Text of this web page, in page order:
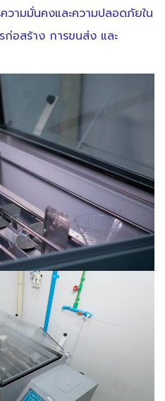
วามมั่นคงและความปลอดภัยใน
ก่อสร้าง การขนส่ง และ